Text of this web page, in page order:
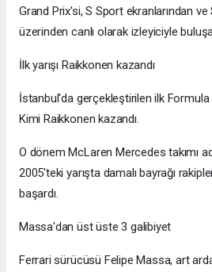
Grand Prix'si, S Sport ekranlarından
üzerinden canlı olarak izleyiciyle
İlk yarışı Raikkonen kazandı
İstanbul'da gerçekleştirilen ilk Formula
Kimi Raikkonen kazandı.
O dönem McLaren Mercedes takımı
2005'teki yarışta damalı bayrağı
başardı.
Massa'dan üst üste 3 galibiyet
Ferrari sürücüsü Felipe Massa, art